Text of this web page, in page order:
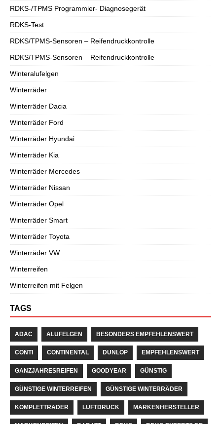
RDKS-/TPMS Programmier- Diagnosegerät
RDKS-Test
RDKS/TPMS-Sensoren – Reifendruckkontrolle
RDKS/TPMS-Sensoren – Reifendruckkontrolle
Winteralufelgen
Winterräder
Winterräder Dacia
Winterräder Ford
Winterräder Hyundai
Winterräder Kia
Winterräder Mercedes
Winterräder Nissan
Winterräder Opel
Winterräder Smart
Winterräder Toyota
Winterräder VW
Winterreifen
Winterreifen mit Felgen
TAGS
ADAC ALUFELGEN BESONDERS EMPFEHLENSWERT
CONTI CONTINENTAL DUNLOP EMPFEHLENSWERT
GANZJAHRESREIFEN GOODYEAR GÜNSTIG
GÜNSTIGE WINTERREIFEN GÜNSTIGE WINTERRÄDER
KOMPLETTRÄDER LUFTDRUCK MARKENHERSTELLER